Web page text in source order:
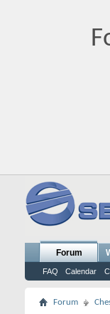
Forum
FAQ Calendar
Forum